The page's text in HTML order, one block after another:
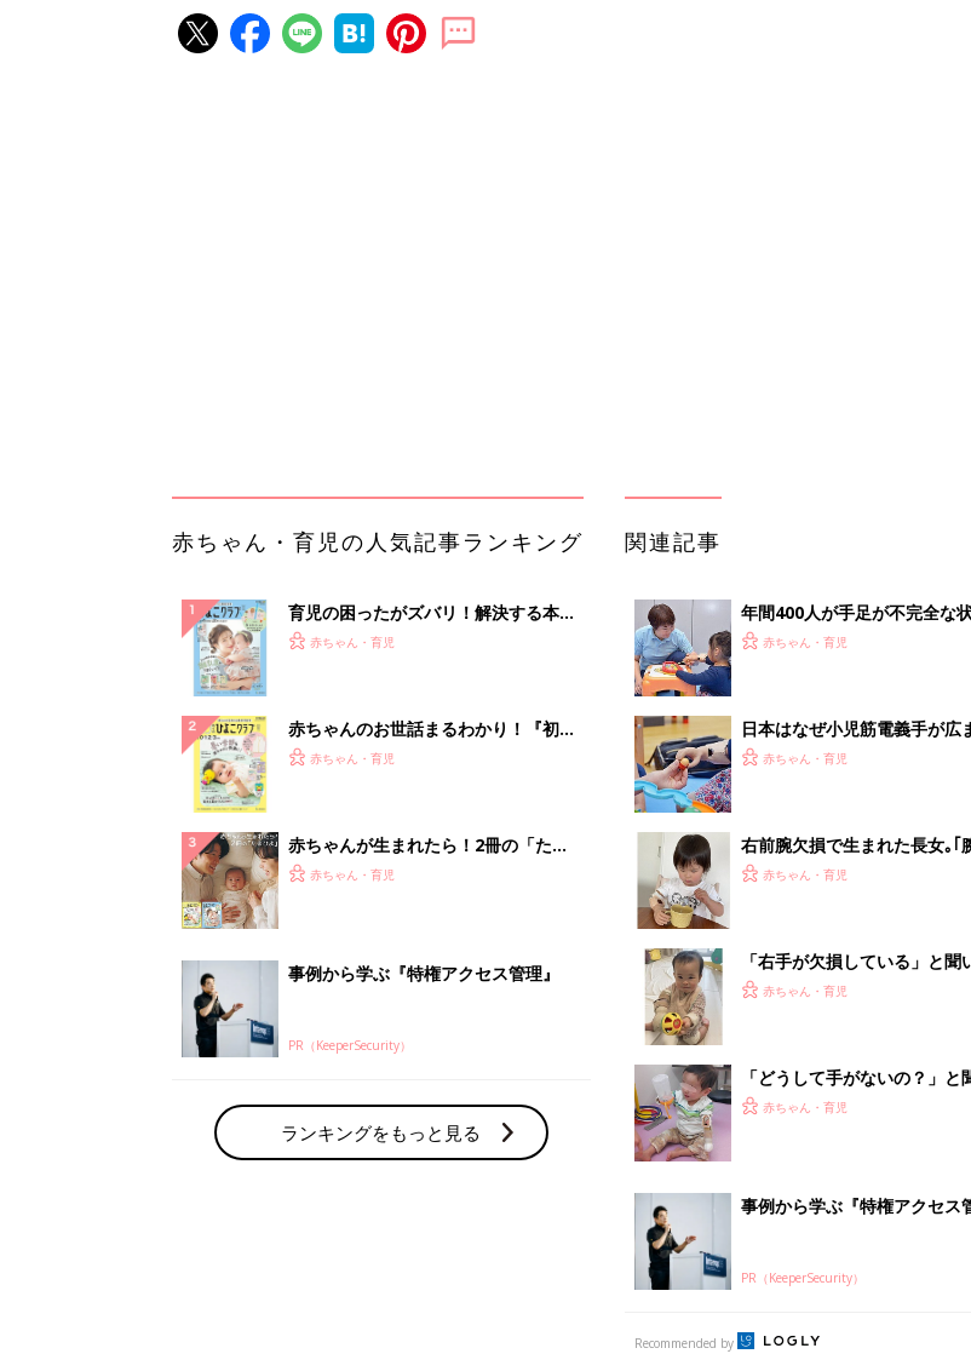
PR（KeeperSecurity）
ランキングをもっと見る
た｡生後４カ月で手術､７カ月
の練習を始めて･･･【体験談】
を使い始めて少しずつ前をむ
になった父母の想い【医師監
PR（KeeperSecurity）
赤ちゃん・育児の人気テーマ
育児日記・マンガ
離乳食はいつから？進め方は？「たまひよ き
授乳の悩みや初めての離乳食作りに役
子育てとお金
妊娠・出産・育児にかかる費用やもらえ
金・助成金を解説